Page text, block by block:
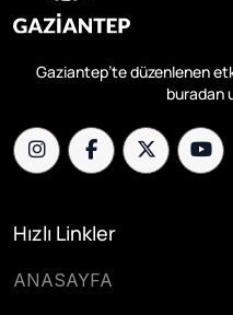
Gaziantep’te düzenlenen
buradan
Hızlı Linkler
ANASAYFA